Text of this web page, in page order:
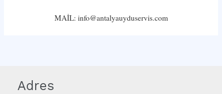
MAİL: info@antalyauyduservis.com
Adres